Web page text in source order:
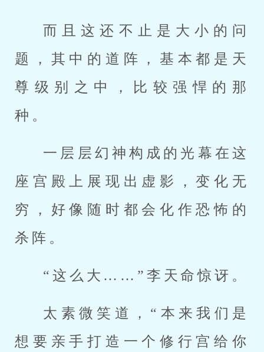
而且这还不止是大小的问
题，其中的道阵，基本都是天
尊级别之中，比较强悍的那
种。
一层层幻神构成的光幕在这
座宫殿上展现出虚影，变化无
穷，好像随时都会化作恐怖的
杀阵。
“这么大……”李天命惊讶。
太素微笑道，“本来我们是
想要亲手打造一个修行宫给你